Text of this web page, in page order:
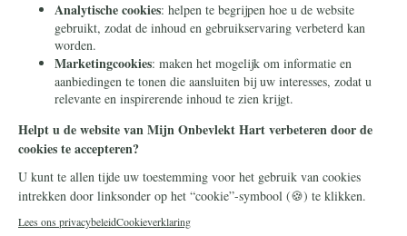
Periodiek
Nalaten
Zelf overschrijven
© 2026 Stichting Civitas Christiana
Cookieverklaring
Privacy